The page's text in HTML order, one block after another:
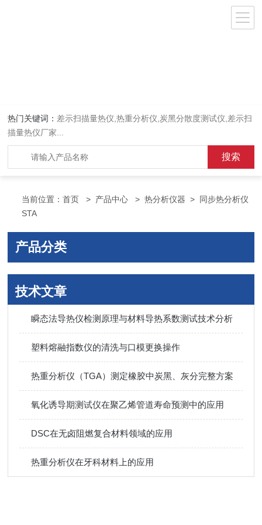
热门关键词： 差示扫描量热仪 ,热重分析仪 炭黑分散度测试仪 差示扫
描量热仪厂家
当前位置：首页 > 产品中心 >热分析仪器 > 同步热分析仪
STA
产品分类
技术文章
瞬态法导热仪检测原理与材料导热系数测试技术分析
塑料熔融指数仪的清洗与口模更换操作
热重分析仪（TGA）测定橡胶中炭黑、灰分完整方案
氧化诱导期测试仪在聚乙烯管道寿命预测中的应用
DSC在无卤阻燃复合材料领域的应用
热重分析仪在牙科材料上的应用